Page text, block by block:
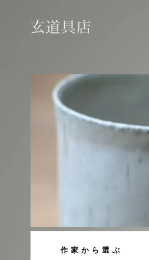
作家から選ぶ